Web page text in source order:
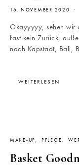
16. NOVEMBER 2020
Okayyyyy, sehen wir
fast kein Zurück,
nach Kapstadt, Bali,
WEITERLESEN
MAKE-UP PFLEGE
Basket